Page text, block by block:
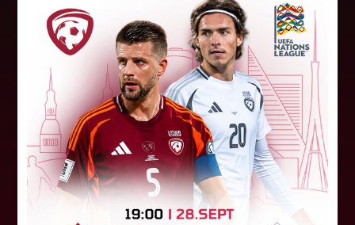
"Riga FC" iegūst handikapu, RFS
būs jāatspēlējas
Ceturtdienas vakarā savas spēles UEFA
Konferences līgas kvalifikācijas trešajā kārtā
aizvadīja divi Latvijas klubi. FC RFS izbraukumā ar
0:2 zaudēja Čehijas "Jablonec"...
06. augusts 2026.